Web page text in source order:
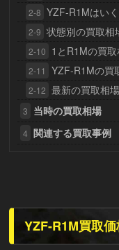
2-8 YZF-R1Mはい
2-9 状態別の買取相
2-10 1とR1Mの買
2-11 YZF-R1Mの買
2-12 最新の買取相
3 当時の買取相場
4 関連する買取事例
YZF-R1M買取